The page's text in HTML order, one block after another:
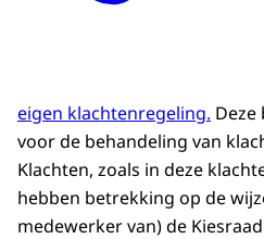
eigen klachtenregeling.
voor de behandeling van
Klachten, zoals in deze
hebben betrekking op de
medewerker van) de